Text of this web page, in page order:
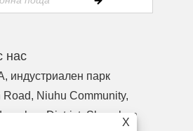
нас
индустриален парк
Road, Niuhu Community,
District, Shenzhen
X